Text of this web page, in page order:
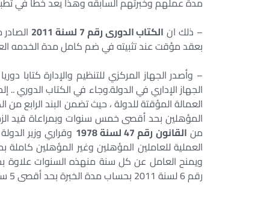
– ذلك ان الكتاب الدورى رقم 7 لسنة 2011
بعقد مؤقت عند تثبيته في ضم كامل مدة الخدمه
العمالة المؤقتة للدولة ، حيث تضمن البند الرابع من
المؤهلين بحد أقصى خمس سنوات وبمراعاة قيد
من القانون رقم 47 لسنة 1978 وقراري وزير الدولة
العملية للعاملين المؤهلين وغير المؤهلين كاملة
رقم 6 لسنة 2011 بحساب مدة الخبرة بحد أقصى 5 سنوات.